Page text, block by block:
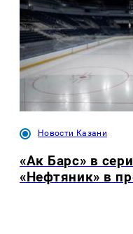
Новости Казани
«Ак Барс» в
«Нефтяник» в